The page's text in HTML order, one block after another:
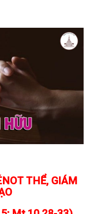
THỂ, GIÁM